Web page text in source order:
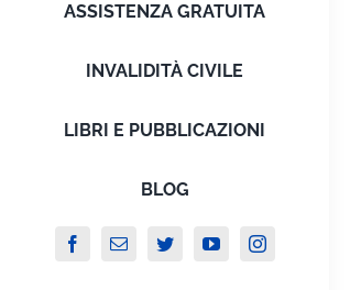
ASSISTENZA GRATUITA
INVALIDITÀ CIVILE
LIBRI E PUBBLICAZIONI
BLOG